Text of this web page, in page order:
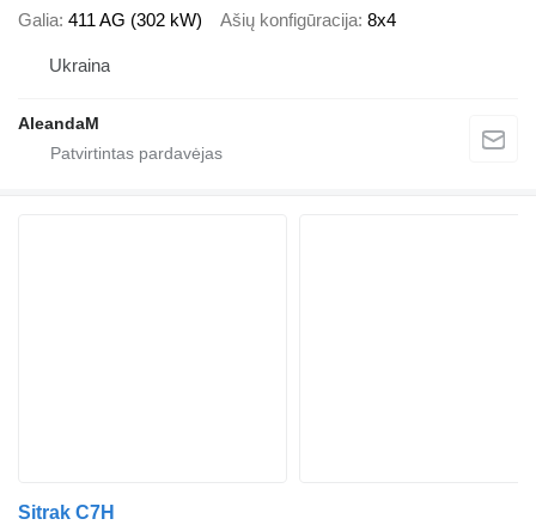
Galia 411 AG (302 kW) Ašių konfigūracija 8x4
Ukraina
AleandaM
Sitrak C7H